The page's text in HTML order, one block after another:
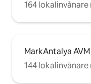
164
MarkAntalya AVM
144